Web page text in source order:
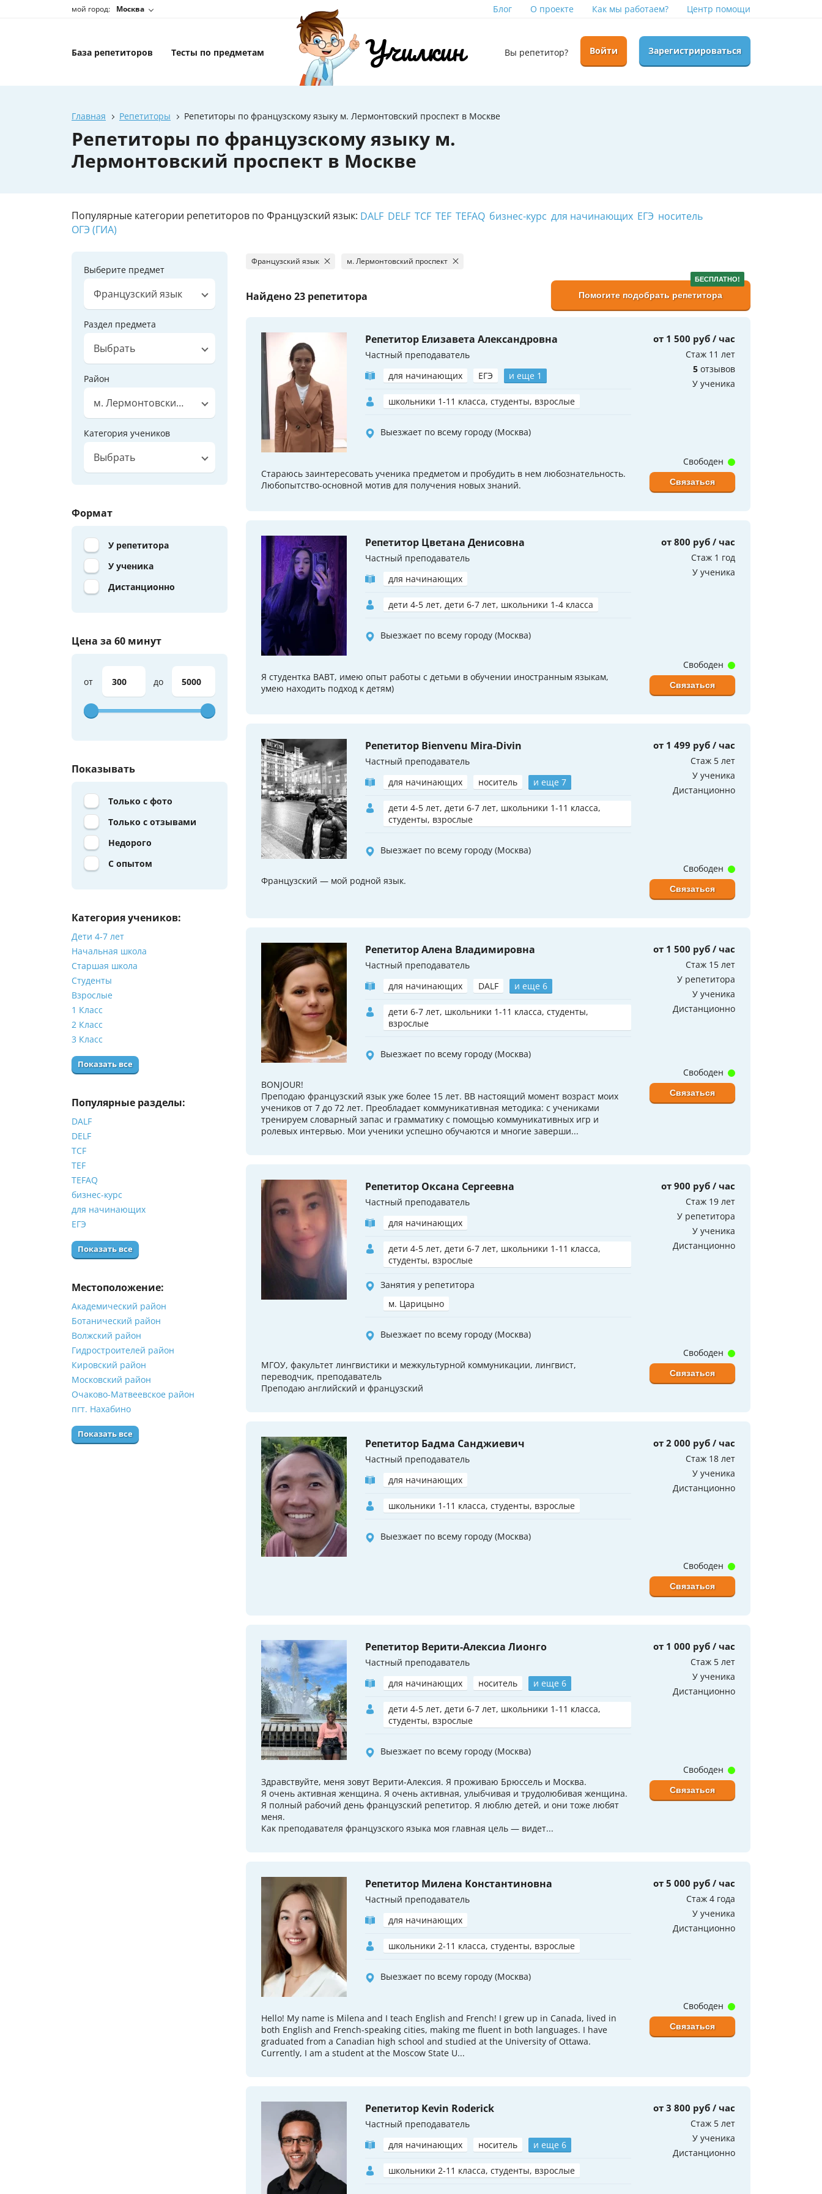
мой город: Москва Блог О проекте Как мы работаем? Центр помощи
База репетиторов Тесты по предметам Вы репетитор? Войти Зарегистрироваться
Главная Репетиторы Репетиторы по французскому языку м. Лермонтовский проспект в Москве
Репетиторы по французскому языку м.
Лермонтовский проспект в Москве
Популярные категории репетиторов по Французский язык: DALF DELF TCF TEF TEFAQ бизнес-курс для начинающих ЕГЭ носитель
ОГЭ (ГИА)
Выберите предмет
Французский язык
Раздел предмета
Выбрать
Район
м. Лермонтовский проспект
Категория учеников
Выбрать
Формат
У репетитора
У ученика
Дистанционно
Цена за 60 минут
от до
Показывать
Только с фото
Только с отзывами
Недорого
С опытом
Категория учеников:
Дети 4-7 лет
Начальная школа
Старшая школа
Студенты
Взрослые
1 Класс
2 Класс
3 Класс
Показать все
Популярные разделы:
DALF
DELF
TCF
TEF
TEFAQ
бизнес-курс
для начинающих
ЕГЭ
Показать все
Местоположение:
Академический район
Ботанический район
Волжский район
Гидростроителей район
Кировский район
Московский район
Очаково-Матвеевское район
пгт. Нахабино
Показать все
Французский язык м. Лермонтовский проспект
Найдено23 репетитора
БЕСПЛАТНО!
Помогите подобрать репетитора
Репетитор Елизавета Александровна
Частный преподаватель
для начинающих
ЕГЭ и еще 1
школьники 1-11 класса, студенты, взрослые
Выезжает по всему городу (Москва)
от 1 500 руб / час
Стаж 11 лет
5 отзывов
У ученика
Стараюсь заинтересовать ученика предметом и пробудить в нем любознательность.
Любопытство-основной мотив для получения новых знаний.
Свободен
Связаться
Репетитор Цветана Денисовна
Частный преподаватель
для начинающих
дети 4-5 лет, дети 6-7 лет, школьники 1-4 класса
Выезжает по всему городу (Москва)
от 800 руб / час
Стаж 1 год
У ученика
Я студентка ВАВТ, имею опыт работы с детьми в обучении иностранным языкам,
умею находить подход к детям)
Свободен
Связаться
Репетитор Bienvenu Mira-Divin
Частный преподаватель
для начинающих
носитель и еще 7
дети 4-5 лет, дети 6-7 лет, школьники 1-11 класса,
студенты, взрослые
Выезжает по всему городу (Москва)
от 1 499 руб / час
Стаж 5 лет
У ученика
Дистанционно
Французский — мой родной язык.
Свободен
Связаться
Репетитор Алена Владимировна
Частный преподаватель
для начинающих
DALF и еще 6
дети 6-7 лет, школьники 1-11 класса, студенты,
взрослые
Выезжает по всему городу (Москва)
от 1 500 руб / час
Стаж 15 лет
У репетитора
У ученика
Дистанционно
BONJOUR!
Преподаю французский язык уже более 15 лет. ВВ настоящий момент возраст моих
учеников от 7 до 72 лет. Преобладает коммуникативная методика: с учениками
тренируем словарный запас и грамматику с помощью коммуникативных игр и
ролевых интервью. Мои ученики успешно обучаются и многие заверши...
Свободен
Связаться
Репетитор Оксана Сергеевна
Частный преподаватель
для начинающих
дети 4-5 лет, дети 6-7 лет, школьники 1-11 класса,
студенты, взрослые
Занятия у репетитора
м. Царицыно
Выезжает по всему городу (Москва)
от 900 руб / час
Стаж 19 лет
У репетитора
У ученика
Дистанционно
МГОУ, факультет лингвистики и межкультурной коммуникации, лингвист,
переводчик, преподаватель
Преподаю английский и французский
Свободен
Связаться
Репетитор Бадма Санджиевич
Частный преподаватель
для начинающих
школьники 1-11 класса, студенты, взрослые
Выезжает по всему городу (Москва)
от 2 000 руб / час
Стаж 18 лет
У ученика
Дистанционно
Свободен
Связаться
Репетитор Верити-Алексиа Лионго
Частный преподаватель
для начинающих
носитель и еще 6
дети 4-5 лет, дети 6-7 лет, школьники 1-11 класса,
студенты, взрослые
Выезжает по всему городу (Москва)
от 1 000 руб / час
Стаж 5 лет
У ученика
Дистанционно
Здравствуйте, меня зовут Верити-Алексия. Я проживаю Брюссель и Москва.
Я очень активная женщина. Я очень активная, улыбчивая и трудолюбивая женщина.
Я полный рабочий день французский репетитор. Я люблю детей, и они тоже любят
меня.
Как преподавателя французского языка моя главная цель — видет...
Свободен
Связаться
Репетитор Милена Koнстантиновна
Частный преподаватель
для начинающих
школьники 2-11 класса, студенты, взрослые
Выезжает по всему городу (Москва)
от 5 000 руб / час
Стаж 4 года
У ученика
Дистанционно
Hello! My name is Milena and I teach English and French! I grew up in Canada, lived in
both English and French-speaking cities, making me fluent in both languages. I have
graduated from a Canadian high school and studied at the University of Ottawa.
Currently, I am a student at the Moscow State U...
Свободен
Связаться
Репетитор Kevin Roderick
Частный преподаватель
для начинающих
носитель и еще 6
школьники 2-11 класса, студенты, взрослые
от 3 800 руб / час
Стаж 5 лет
У ученика
Дистанционно